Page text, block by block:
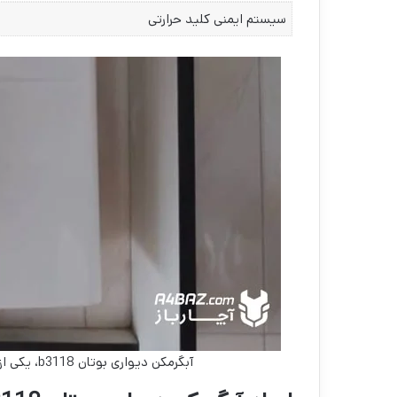
سیستم ایمنی کلید حرارتی
آبگرمکن دیواری بوتان b3118، یکی از بهترین مدل‌های آبگرمکن موجود در بازار است.